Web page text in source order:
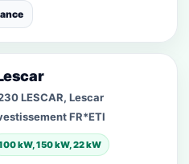
LESCAR, Lescar
FR*ETI
kW, 150 kW, 22 kW